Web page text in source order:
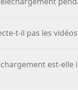
t-il pas les
est-elle